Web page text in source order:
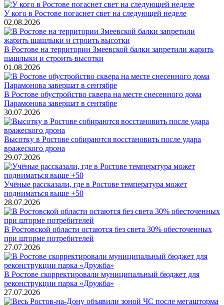
У кого в Ростове погаснет свет на следующей неделе
02.08.2026
В Ростове на территории Змеевской балки запретили жарить
шашлыки и строить высотки
01.08.2026
В Ростове обустройство сквера на месте снесенного дома
Парамонова завершат в сентябре
30.07.2026
Высотку в Ростове собираются восстановить после удара
вражеского дрона
29.07.2026
Учёные рассказали, где в Ростове температура может
подниматься выше +50
28.07.2026
В Ростовской области остаются без света 30% обесточенных
при шторме потребителей
27.07.2026
В Ростове скорректировали муниципальный бюджет для
реконструкции парка «Дружба»
27.07.2026